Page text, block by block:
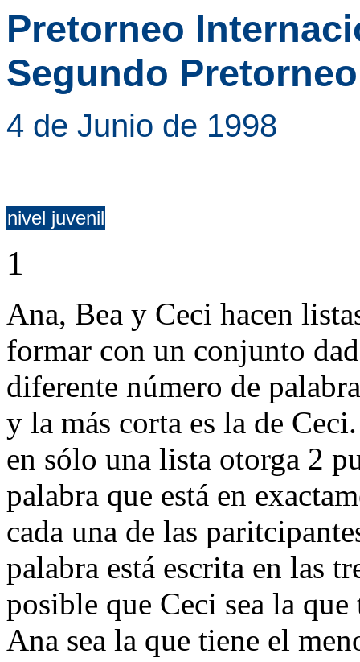
Pretorneo
Segundo
4 de Junio de 1998
nivel juvenil
1
Ana, Bea y Ceci hacen
formar con un conjunto
diferente número de
y la más corta es la de
en sólo una lista otorga 2
palabra que está en
cada una de las
palabra está escrita en las
posible que Ceci sea la
Ana sea la que tiene el